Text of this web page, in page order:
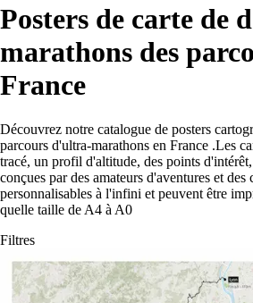
Posters de carte de
marathons des
France
Découvrez notre catalogue de posters
parcours d'ultra-marathons en France .Les
tracé, un profil d'altitude, des points
conçues par des amateurs d'aventures et des
personnalisables à l'infini et peuvent être
quelle taille de A4 à A0
Filtres